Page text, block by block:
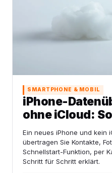
SMARTPHONE & MOBIL
iPhone-
ohne iCloud:
Ein neues iPhone und kein
übertragen Sie Kontakte,
Schnellstart-Funktion, per
Schritt für Schritt erklärt.